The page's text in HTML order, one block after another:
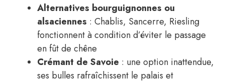
Alternatives bourguignonnes ou
alsaciennes : Chablis, Sancerre, Riesling
fonctionnent à condition d’éviter le passage
en fût de chêne
Crémant de Savoie : une option inattendue,
ses bulles rafraîchissent le palais et